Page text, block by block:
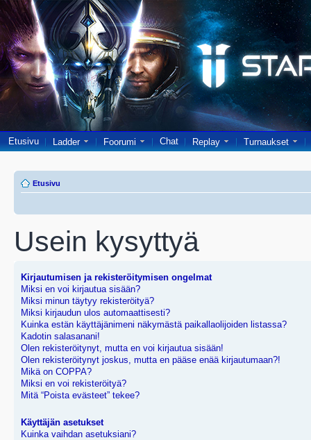
Etusivu Ladder Foorumi Chat Replay Turnaukset
Etusivu
Usein kysyttyä
Kirjautumisen ja rekisteröitymisen ongelmat
Miksi en voi kirjautua sisään?
Miksi minun täytyy rekisteröityä?
Miksi kirjaudun ulos automaattisesti?
Kuinka estän käyttäjänimeni näkymästä paikallaolijoiden listassa?
Kadotin salasanani!
Olen rekisteröitynyt, mutta en voi kirjautua sisään!
Olen rekisteröitynyt joskus, mutta en pääse enää kirjautumaan?!
Mikä on COPPA?
Miksi en voi rekisteröityä?
Mitä “Poista evästeet” tekee?
Käyttäjän asetukset
Kuinka vaihdan asetuksiani?